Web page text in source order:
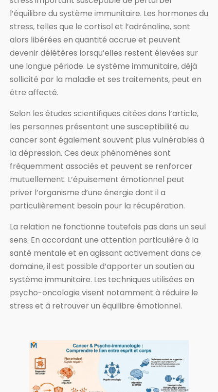
l’équilibre du système immunitaire. Les hormones du
stress, telles que le cortisol et l’adrénaline, sont
alors libérées en quantité accrue et peuvent
devenir délétères lorsqu’elles restent élevées sur
une longue période. Le système immunitaire, déjà
sollicité par la maladie et ses traitements, peut en
être affecté.
Selon les études scientifiques citées dans l’article,
les personnes présentant une susceptibilité au
cancer sont également souvent plus vulnérables à
la dépression. Ces deux phénomènes sont
fréquemment associés et peuvent se renforcer
mutuellement. L’épuisement émotionnel peut
priver l’organisme d’une énergie dont il a
particulièrement besoin pour la récupération.
La relation ne fonctionne toutefois pas dans un seul
sens. En accordant une attention particulière à la
santé mentale et en agissant activement dans ce
domaine, il est possible d’apporter un soutien au
système immunitaire. Les techniques utilisées en
psycho-oncologie visent notamment à réduire le
stress et à retrouver un équilibre émotionnel.